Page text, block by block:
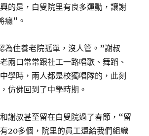
是，白叟院里有良多運動，讓謝
癮”。
住養老院孤單，沒人管。”謝叔
兩口常常跟社工一路唱歌、舞蹈、
學時，兩人都是校獨唱隊的，此刻
仿佛回到了中學時期。
叔甚至留在白叟院過了春節，“留
20多個，院里的員工還給我們組織